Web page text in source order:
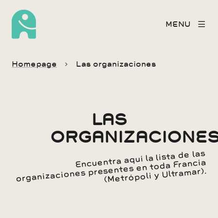
MENU
Homepage Las organizaciones
LAS
Encuentra aquí la lista de las
organizaciones presentes en toda Francia
(Metrópoli y Ultramar).